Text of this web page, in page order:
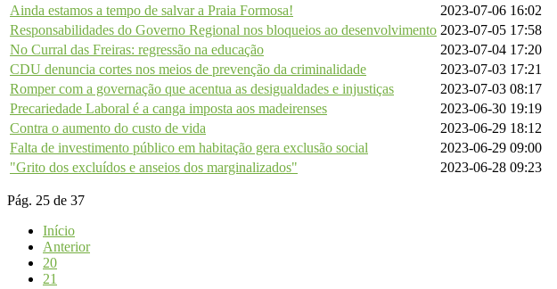
Ainda estamos a tempo de salvar a Praia Formosa!
2023-07-06 16:02
Responsabilidades do Governo Regional nos bloqueios ao desenvolvimento 2023-07-05 17:58
No Curral das Freiras: regressão na educação
2023-07-04 17:20
CDU denuncia cortes nos meios de prevenção da criminalidade
2023-07-03 17:21
Romper com a governação que acentua as desigualdades e injustiças
2023-07-03 08:17
Precariedade Laboral é a canga imposta aos madeirenses
2023-06-30 19:19
Contra o aumento do custo de vida
2023-06-29 18:12
Falta de investimento público em habitação gera exclusão social
2023-06-29 09:00
"Grito dos excluídos e anseios dos marginalizados"
2023-06-28 09:23
Pág. 25 de 37
Início
Anterior
20
21